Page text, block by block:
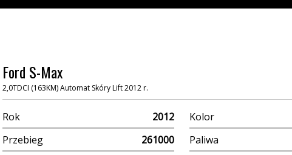
Ford S-Max
2,0TDCI (163KM) Automat Skóry Lift 2012 r.
Rok 2012 Kolor
Przebieg
261000 Paliwa